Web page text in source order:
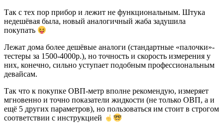
Так с тех пор прибор и лежит не функциональным. Штука
недешёвая была, новый аналогичный жаба задушила
покупать
Лежат дома более дешёвые аналоги (стандартные «палочки»-
тестеры за 1500-4000р.), но точность и скорость измерения у
них, конечно, сильно уступает подобным профессиональным
девайсам.
Так что к покупке ОВП-метр вполне рекомендую, измеряет
мгновенно и точно показатели жидкости (не только ОВП, а и
ещё 5 других параметров), но пользоваться им стоит в строгом
соответствии с инструкцией